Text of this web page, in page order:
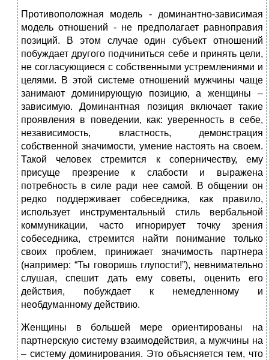
Противоположная модель - доминантно-зависимая
модель отношений - не предполагает равноправия
позиций. В этом случае один субъект отношений
побуждает другого подчиниться себе и принять цели,
не согласующиеся с собственными устремлениями и
целями. В этой системе отношений мужчины чаще
занимают доминирующую позицию, а женщины –
зависимую. Доминантная позиция включает такие
проявления в поведении, как: уверенность в себе,
независимость, властность, демонстрация
собственной значимости, умение настоять на своем.
Такой человек стремится к соперничеству, ему
присуще презрение к слабости и выражена
потребность в силе ради нее самой. В общении он
редко поддерживает собеседника, как правило,
использует инструментальный стиль вербальной
коммуникации, часто игнорирует точку зрения
собеседника, стремится найти понимание только
своих проблем, принижает значимость партнера
(например: “Ты говоришь глупости!”), невнимательно
слушая, спешит дать ему советы, оценить его
действия, побуждает к немедленному и
необдуманному действию.
Женщины в большей мере ориентированы на
партнерскую систему взаимодействия, а мужчины на
– систему доминирования. Это объясняется тем, что